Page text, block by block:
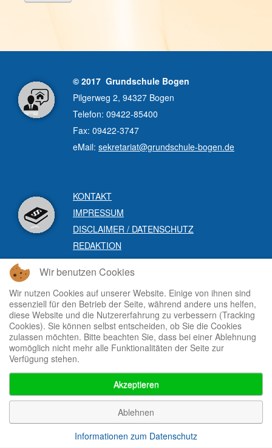
© 2017 Grundschule Bogen
Pilgerweg 2, 94327 Bogen
Telefon: 09422-85400
Fax: 09422-3747
eMail: sekretariat@grundschule-bogen.de
KONTAKT
IMPRESSUM
DISCLAIMER / DATENSCHUTZ
REDAKTION
Wir benutzen Cookies
Wir nutzen Cookies auf unserer Website. Einige von ihnen sind
essenziell für den Betrieb der Seite, während andere uns helfen,
diese Website und die Nutzererfahrung zu verbessern (Tracking
Cookies). Sie können selbst entscheiden, ob Sie die Cookies
zulassen möchten. Bitte beachten Sie, dass bei einer Ablehnung
womöglich nicht mehr alle Funktionalitäten der Seite zur
Verfügung stehen.
Akzeptieren
Ablehnen
Informationen zum Datenschutz